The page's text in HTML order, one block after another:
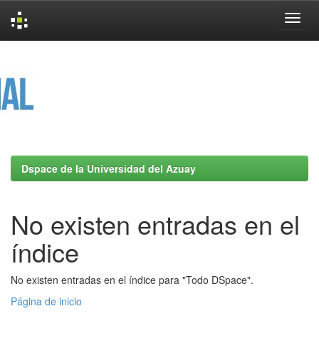
Dspace de la Universidad del Azuay
No existen entradas en el
índice
No existen entradas en el índice para "Todo DSpace".
Página de inicio